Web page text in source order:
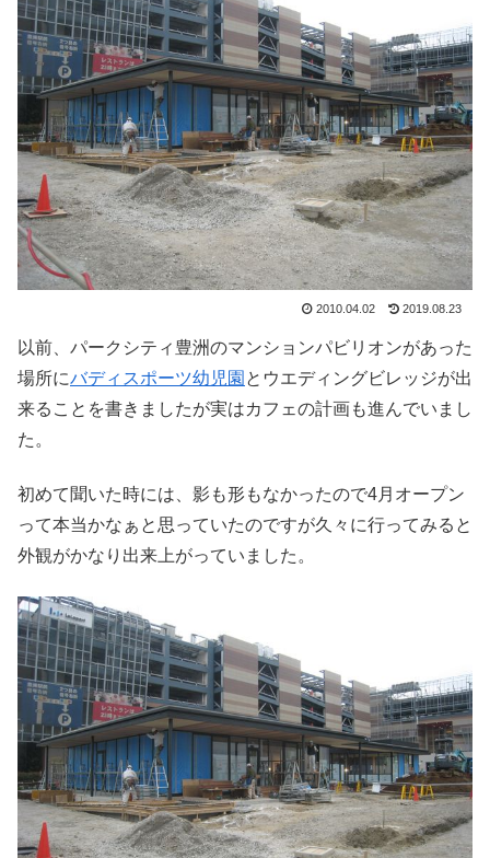
2010.04.02 2019.08.23
以前、パークシティ豊洲のマンションパビリオンがあった
場所にバディスポーツ幼児園 とウエディングビレッジが出
来ることを書きましたが実はカフェの計画も進んでいまし
た。
初めて聞いた時には、影も形もなかったので4月オープン
って本当かなぁと思っていたのですが久々に行ってみると
外観がかなり出来上がっていました。